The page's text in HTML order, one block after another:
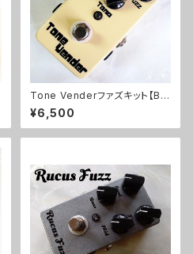
Tone Venderファズキット【BA
SIC KIT】
¥6,500